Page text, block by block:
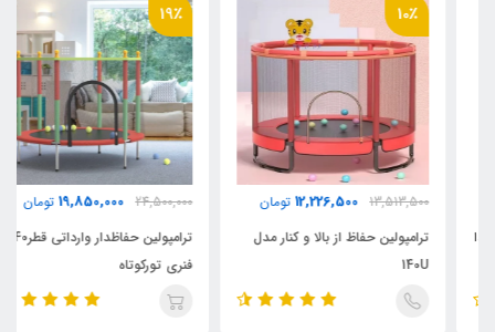
10٪
13,513,500
12,226,500 تومان
ترامپولین حفاظ از بالا و کنار مدل
19٪
24,500,000
19,850,000 تومان
ترامپولین حفاظدار وارداتی قطر140
فنری تورکوتاه